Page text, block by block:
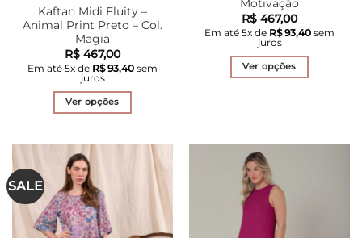
Kaftan Midi Fluity –
Animal Print Preto – Col.
Magia
R$ 467,00
Em até 5x de R$93,40 sem
juros
Ver opções
variantes.
As
opções
Motivação
R$ 467,00
Em até 5x de R$93,40 sem
juros
Ver opções
As
opções
podem
ser
SALE